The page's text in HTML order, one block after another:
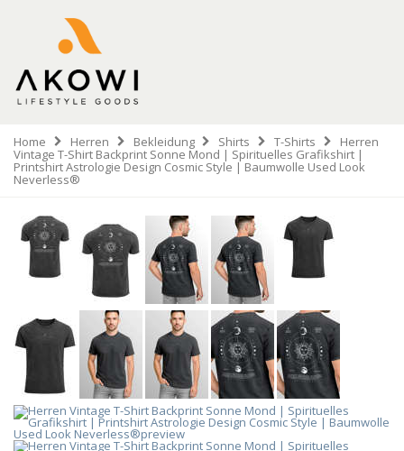
Home Herren Bekleidung Shirts T-Shirts Herren
Vintage T-Shirt Backprint Sonne Mond | Spirituelles Grafikshirt |
Printshirt Astrologie Design Cosmic Style | Baumwolle Used Look
Neverless®